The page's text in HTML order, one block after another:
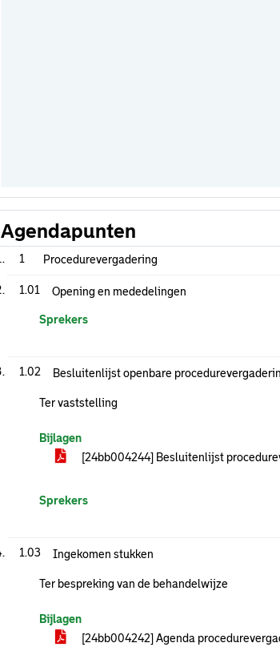
Agendapunten
1 Procedurevergadering
1.01 Opening en mededelingen
Sprekers
1.02 Besluitenlijst openbare
Ter vaststelling
Bijlagen
[24bb004244] Besluitenlijst
Sprekers
1.03 Ingekomen stukken
Ter bespreking van de behandelwijze
Bijlagen
[24bb004242] Agenda